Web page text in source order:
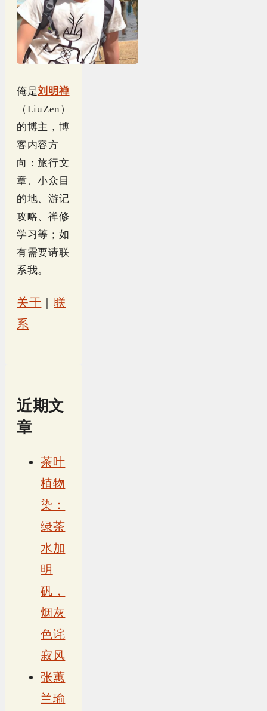
俺是刘明禅
（LiuZen）
的博主，博
客内容方
向：旅行文
章、小众目
的地、游记
攻略、禅修
学习等；如
有需要请联
系我。
关于 ｜联
系
近期文
章
茶叶
植物
染：
绿茶
水加
明
矾，
烟灰
色诧
寂风
张蕙
兰瑜